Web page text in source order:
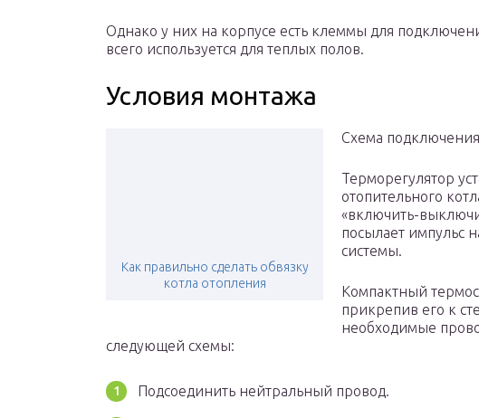
Однако у них на корпусе есть клеммы для
всего используется для теплых полов.
Условия монтажа
Как правильно сделать обвязку
котла отопления
Схема подключения
Терморегулятор
отопительного
«включить-
посылает импульс
системы.
Компактный
прикрепив его к
необходимые
следующей схемы:
Подсоединить нейтральный провод.